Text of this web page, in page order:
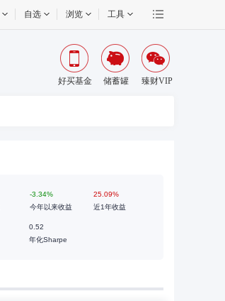
自选 浏览 工具
好买基金 储蓄罐 臻财VIP
-3.34%
今年以来收益
25.09%
近1年收益
0.52
年化Sharpe